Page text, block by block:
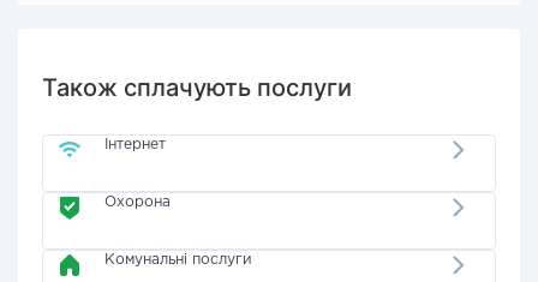
Також сплачують послуги
Інтернет
Охорона
Комунальні послуги